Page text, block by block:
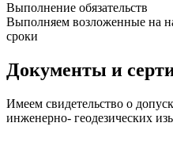
Выполнение обязательств
Выполняем возложенные на
сроки
Документы и
Имеем свидетельство о
инженерно- геодезических